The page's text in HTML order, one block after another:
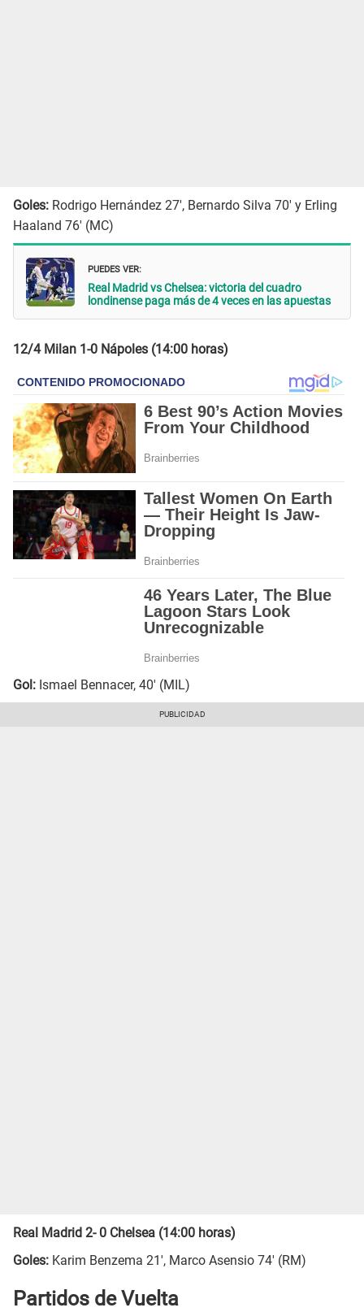
Goles: Rodrigo Hernández 27', Bernardo Silva 70' y Erling
Haaland 76' (MC)
PUEDES VER:
Real Madrid vs Chelsea: victoria del cuadro
londinense paga más de 4 veces en las apuestas
12/4 Milan 1-0 Nápoles (14:00 horas)
Gol: Ismael Bennacer, 40' (MIL)
Real Madrid 2- 0 Chelsea (14:00 horas)
Goles: Karim Benzema 21', Marco Asensio 74' (RM)
Partidos de Vuelta